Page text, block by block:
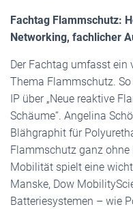
Fachtag Flammschutz:
Networking, fachlicher
Der Fachtag umfasst
Thema Flammschutz.
IP über „Neue reaktive
Schäume“. Angelina
Blähgraphit für
Flammschutz ganz ohne
Mobilität spielt eine
Manske, Dow
Batteriesystemen – wie